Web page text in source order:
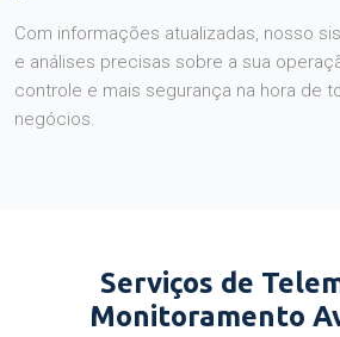
Com informações atualizadas, nosso
e análises precisas sobre a sua
controle e mais segurança na hora de
negócios.
Serviços de
Monitoramento